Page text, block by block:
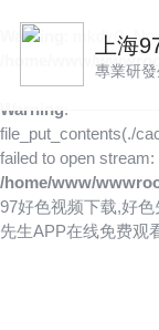
Warning
: mkdir():
/home/www/
Warning:
file_put_contents(./
failed to open
/home/www/
97好色视频下载,好
先生APP在线免费观
上海
專業研